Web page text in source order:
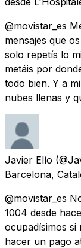
@movistar_es
mensajes que
solo repetís lo
metáis por
todo bien. Y a
nubes llenas y
Javier Elío
Barcelona,
@movistar_es
1004 desde
ocupadísimos si
hacer un pago